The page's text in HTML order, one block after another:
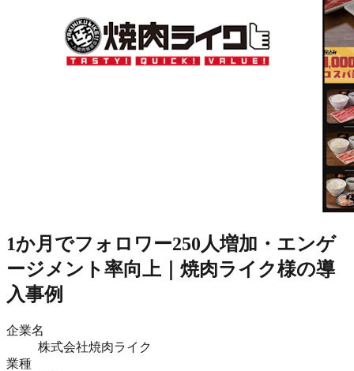
1か月でフォロワー250人増加・エンゲ
ージメント率向上｜焼肉ライク様の導
入事例
企業名
株式会社焼肉ライク
業種